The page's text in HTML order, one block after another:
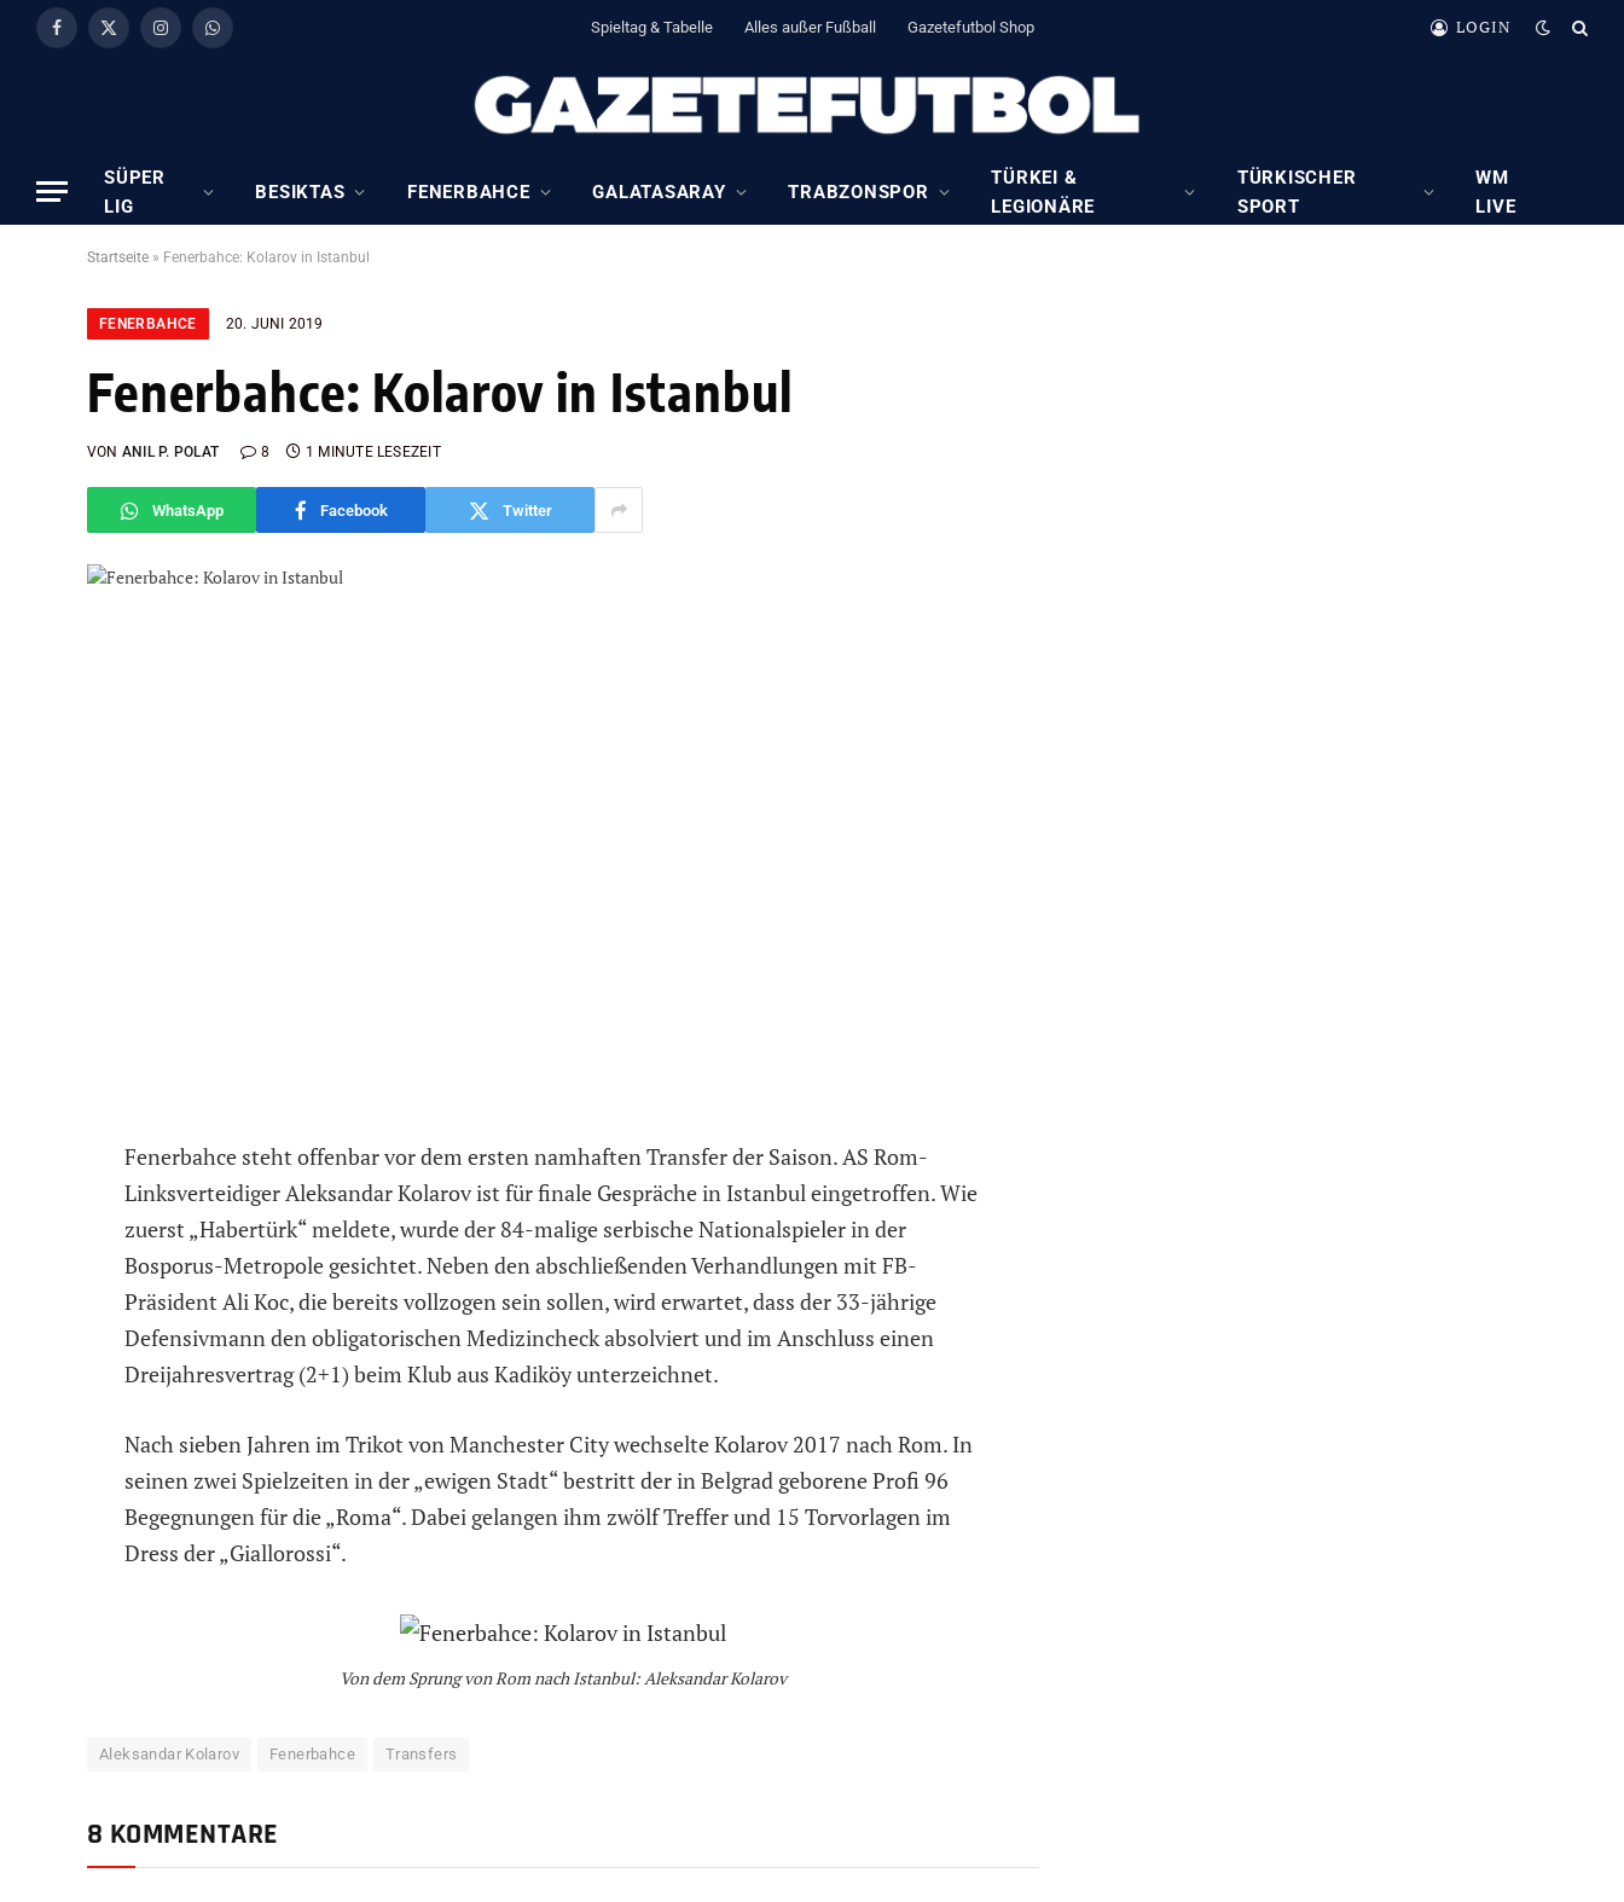
Facebook
X
InstagramWhatsApp Spieltag & Tabelle Alles außer Fußball Gazetefutbol Shop LOGIN
SÜPER
LIG
BESIKTAS FENERBAHCE GALATASARAY TRABZONSPOR
TÜRKEI &
LEGIONÄRE
TÜRKISCHER
SPORT
WM
LIVE
Startseite » Fenerbahce: Kolarov in Istanbul
FENERBAHCE 20. JUNI 2019
Fenerbahce: Kolarov in Istanbul
VON ANIL P. POLAT 8 1 MINUTE LESEZEIT
WhatsApp Facebook Twitter
Fenerbahce steht offenbar vor dem ersten namhaften Transfer der Saison. AS Rom-
Linksverteidiger Aleksandar Kolarov ist für finale Gespräche in Istanbul eingetroffen. Wie
zuerst „Habertürk“ meldete, wurde der 84-malige serbische Nationalspieler in der
Bosporus-Metropole gesichtet. Neben den abschließenden Verhandlungen mit FB-
Präsident Ali Koc, die bereits vollzogen sein sollen, wird erwartet, dass der 33-jährige
Defensivmann den obligatorischen Medizincheck absolviert und im Anschluss einen
Dreijahresvertrag (2+1) beim Klub aus Kadiköy unterzeichnet.
Nach sieben Jahren im Trikot von Manchester City wechselte Kolarov 2017 nach Rom. In
seinen zwei Spielzeiten in der „ewigen Stadt“ bestritt der in Belgrad geborene Profi 96
Begegnungen für die „Roma“. Dabei gelangen ihm zwölf Treffer und 15 Torvorlagen im
Dress der „Giallorossi“.
Von dem Sprung von Rom nach Istanbul: Aleksandar Kolarov
Aleksandar Kolarov Fenerbahce Transfers
8 KOMMENTARE